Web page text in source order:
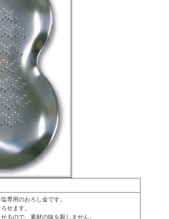
専用のおろし金です。
せます。
るので、素材の味を殺しません。